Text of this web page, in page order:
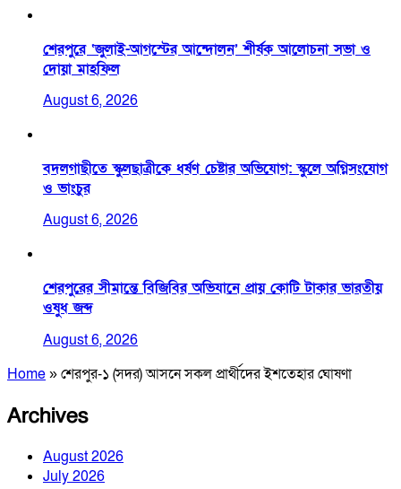
শেরপুরে ‘জুলাই-আগস্টের আন্দোলন’ শীর্ষক আলোচনা সভা ও
দোয়া মাহফিল
August 6, 2026
বদলগাছীতে স্কুলছাত্রীকে ধর্ষণ চেষ্টার অভিযোগ: স্কুলে অগ্নিসংযোগ
ও ভাংচুর
August 6, 2026
শেরপুরের সীমান্তে বিজিবির অভিযানে প্রায় কোটি টাকার ভারতীয়
ওষুধ জব্দ
August 6, 2026
Home»শেরপুর-১ (সদর) আসনে সকল প্রার্থীদের ইশতেহার ঘোষণা
Archives
August 2026
July 2026